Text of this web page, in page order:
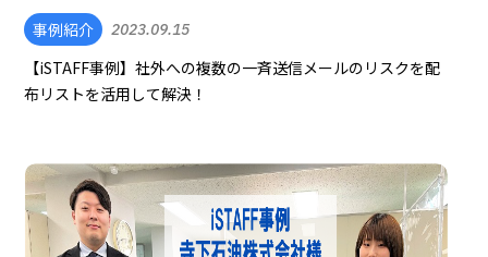
事例紹介 2023.09.15
【iSTAFF事例】社外への複数の一斉送信メールのリスクを配
布リストを活用して解決！